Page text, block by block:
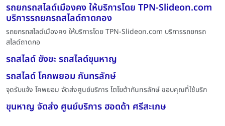
รถยกรถสไลด์เมืองคง ให้บริการโดย TPN-Slideon.com
บริการรถยกรถสไลด์ถาดกอง
รถยกรถสไลด์เมืองคง ให้บริการโดย TPN-Slideon.com บริการรถยกรถ
สไลด์ถาดกอ
รถสไลด์ ขังขะ รถสไลด์ขุนหาญ
รถสไลด์ โคกพยอม กันทรลักษ์
จุดรับแจ้ง โคพยอม จัดส่งศูนย์บริการ โตโยต้ากันทรลักษ์ ขอบคุณที่ใช้บริก
ขุนหาญ จัดส่ง ศูนย์บริการ ฮอดด้า ศรีสะเกษ